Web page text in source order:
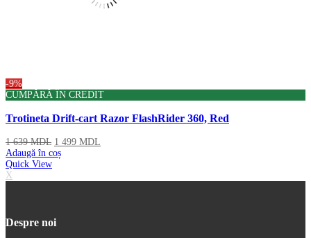
-9%
CUMPĂRĂ ÎN CREDIT
Trotineta Drift-cart Razor FlashRider 360, Red
1 639MDL 1 499 MDL
Adaugă în coș
Quick View
X
Despre noi